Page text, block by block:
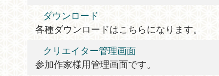
ダウンロード
各種ダウンロードはこちらになります。
クリエイター管理画面
参加作家様用管理画面です。